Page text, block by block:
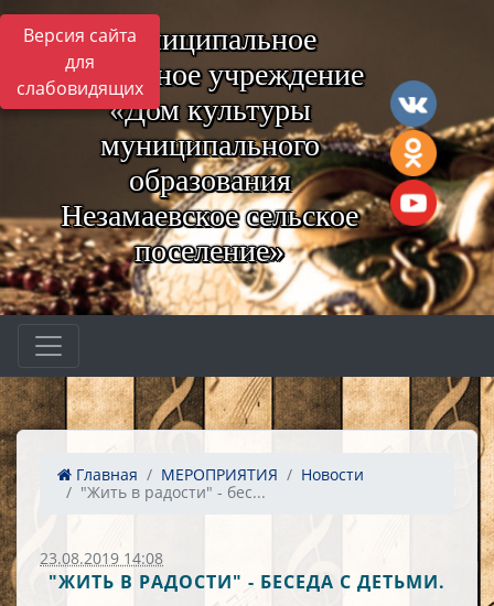
Версия сайта
для
слабовидящих
Муниципальное
бюджетное учреждение
«Дом культуры
муниципального
образования
Незамаевское сельское
поселение»
Главная МЕРОПРИЯТИЯ
Новости
"Жить в радости" - бес...
23.08.2019 14:08
"ЖИТЬ В РАДОСТИ" - БЕСЕДА С ДЕТЬМИ.